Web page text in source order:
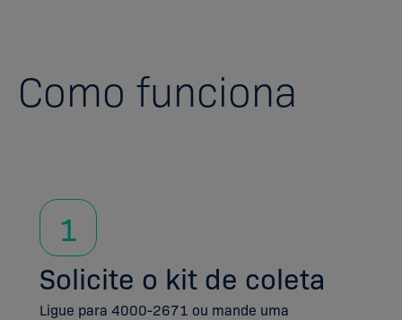
Como funciona
1
Solicite o kit de coleta
Ligue para 4000-2671 ou mande uma